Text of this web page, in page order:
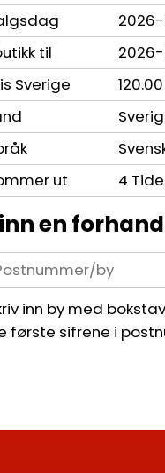
til
Sverige
ut
4
en
inn by med
første sifrene i